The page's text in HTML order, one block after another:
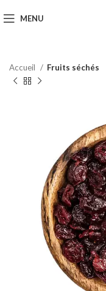
MENU
Accueil Fruits séchés